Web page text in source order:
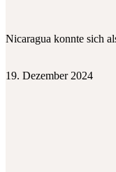
Nicaragua konnte sich
19. Dezember 2024